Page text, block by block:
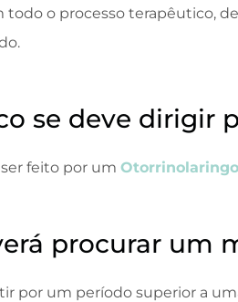
todo o processo terapêutico,
se deve dirigir
feito por um
procurar um
por um período superior a